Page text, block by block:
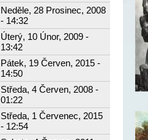
Neděle, 28 Prosinec, 2008
- 14:32
Úterý, 10 Únor, 2009 -
13:42
Pátek, 19 Červen, 2015 -
14:50
Středa, 4 Červen, 2008 -
01:22
Středa, 1 Červenec, 2015
- 12:54